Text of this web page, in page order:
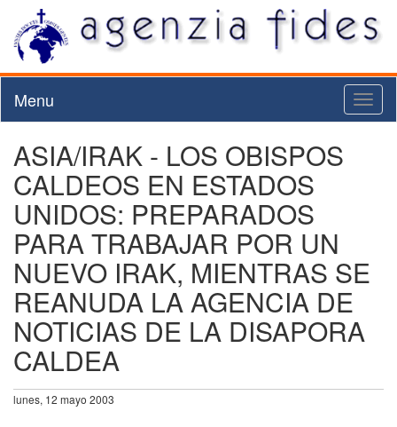
Menu
ASIA/IRAK - LOS OBISPOS
CALDEOS EN ESTADOS
UNIDOS: PREPARADOS
PARA TRABAJAR POR UN
NUEVO IRAK, MIENTRAS SE
REANUDA LA AGENCIA DE
NOTICIAS DE LA DISAPORA
CALDEA
lunes, 12 mayo 2003